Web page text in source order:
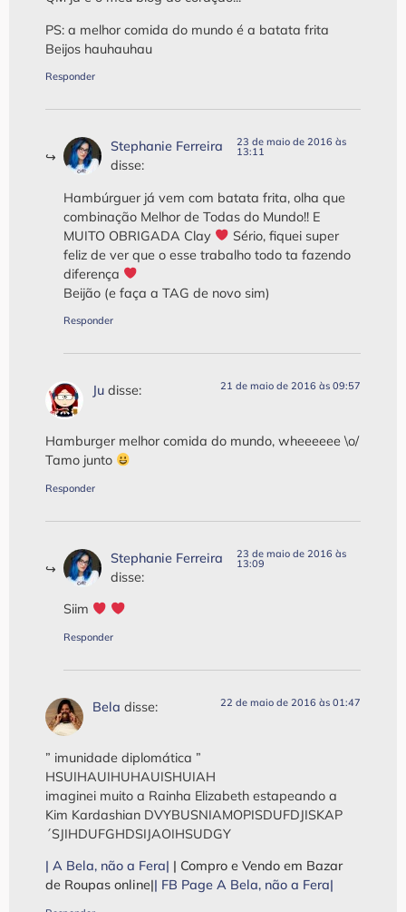
PS: a melhor comida do mundo é a batata frita
Beijos hauhauhau
Responder
Stephanie Ferreira
disse:
23 de maio de 2016 às
13:11
Hambúrguer já vem com batata frita, olha que
combinação Melhor de Todas do Mundo!! E
MUITO OBRIGADA Clay
‍ Sério, fiquei super
feliz de ver que o esse trabalho todo ta fazendo
diferença
Beijão (e faça a TAG de novo sim)
Responder
Ju disse: 21 de maio de 2016 às 09:57
Hamburger melhor comida do mundo, wheeeeee \o/
Tamo junto
Responder
Stephanie Ferreira
disse:
23 de maio de 2016 às
13:09
Siim
Responder
Bela disse: 22 de maio de 2016 às 01:47
” imunidade diplomática ”
HSUIHAUIHUHAUISHUIAH
imaginei muito a Rainha Elizabeth estapeando a
Kim Kardashian DVYBUSNIAMOPISDUFDJISKAP
´SJIHDUFGHDSIJAOIHSUDGY
| A Bela, não a Fera| | Compro e Vendo em Bazar
de Roupas online|| FB Page A Bela, não a Fera|